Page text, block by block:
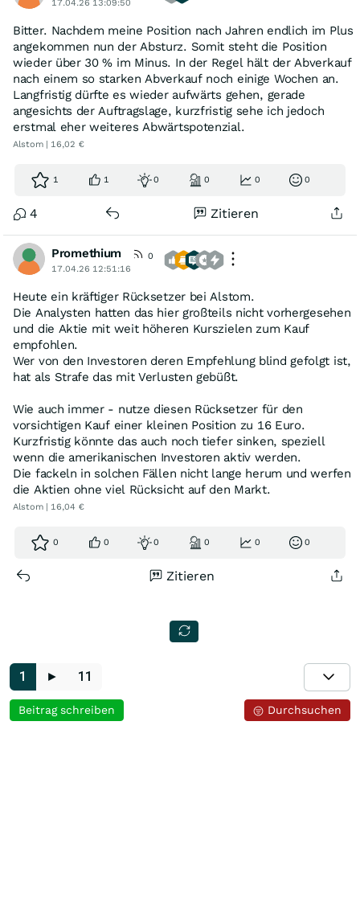
17.04.26 13:09:50
Bitter. Nachdem meine Position nach Jahren endlich im Plus
angekommen nun der Absturz. Somit steht die Position
wieder über 30 % im Minus. In der Regel hält der Abverkauf
nach einem so starken Abverkauf noch einige Wochen an.
Langfristig dürfte es wieder aufwärts gehen, gerade
angesichts der Auftragslage, kurzfristig sehe ich jedoch
erstmal eher weiteres Abwärtspotenzial.
Alstom | 16,02 €
1 1 0 0 0 0
4 Zitieren
Promethium
0
17.04.26 12:51:16
Heute ein kräftiger Rücksetzer bei Alstom.
Die Analysten hatten das hier großteils nicht vorhergesehen
und die Aktie mit weit höheren Kurszielen zum Kauf
empfohlen.
Wer von den Investoren deren Empfehlung blind gefolgt ist,
hat als Strafe das mit Verlusten gebüßt.
Wie auch immer - nutze diesen Rücksetzer für den
vorsichtigen Kauf einer kleinen Position zu 16 Euro.
Kurzfristig könnte das auch noch tiefer sinken, speziell
wenn die amerikanischen Investoren aktiv werden.
Die fackeln in solchen Fällen nicht lange herum und werfen
die Aktien ohne viel Rücksicht auf den Markt.
Alstom | 16,04 €
0 0 0 0 0 0
Zitieren
1 ► 11
Durchsuchen
Beitrag schreiben